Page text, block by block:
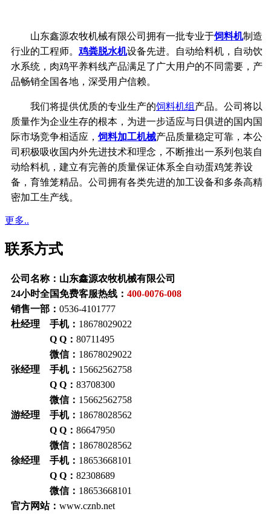
山东鑫源农牧机械有限公司拥有一批专业于饲料机制造
行业的工程师。 鸡粪脱水机设备先进。自动给料机，自动饮
水系统， 肉鸡平养料线产品满足了广大用户的不同需要，产
品畅销全国各地，深受用户信赖。
我们将提供优质的专业生产的饲料机组 产品。公司将以
质量作为企业生存的根本， 为进一步适应与日俱进的国内国
际市场竞争相适应，饲料加工机械产品质量稳定可靠， 本公
司积极吸收国内外先进技术和理念，不断推出一系列包装自
动给料机，建立有完善的质量保证体系全自动蛋鸡笼养设
备，育雏笼精品。公司拥有各类先进的加工设备和多条高精
密加工生产线。
更多..
联系方式
公司名称：山东鑫源农牧机械有限公司
24小时全国免费客服热线： 400-0076-008
销售一部： 0536-4101777
杜经理 手机： 18678029022
Q Q： 80711495
微信： 18678029022
张经理 手机： 15662562758
Q Q： 83708300
微信： 15662562758
游经理 手机： 18678028562
Q Q： 86647950
微信： 18678028562
徐经理 手机： 18653668101
Q Q： 82308689
微信： 18653668101
官方网站： www.cznb.net